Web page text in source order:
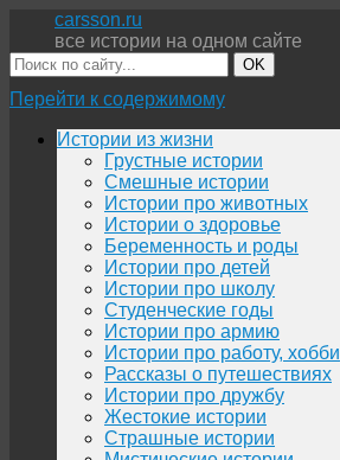
carsson.ru
все истории на одном сайте
OK
Перейти к содержимому
Истории из жизни
Грустные истории
Смешные истории
Истории про животных
Истории о здоровье
Беременность и роды
Истории про детей
Истории про школу
Студенческие годы
Истории про армию
Истории про работу, хобби
Рассказы о путешествиях
Истории про дружбу
Жестокие истории
Страшные истории